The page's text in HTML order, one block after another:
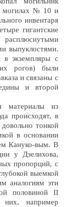
могилах № 10 и
инвентаря
гигантские
выпуклостями.
в экземпляры с
рогов) были
и связаны с
и второй
материалы из
происходят, в
тонкой
в основании
Кануко-вым. В
у Дзелихова,
пропорций, с
выемкой
аналогиям эти
половиной II
например